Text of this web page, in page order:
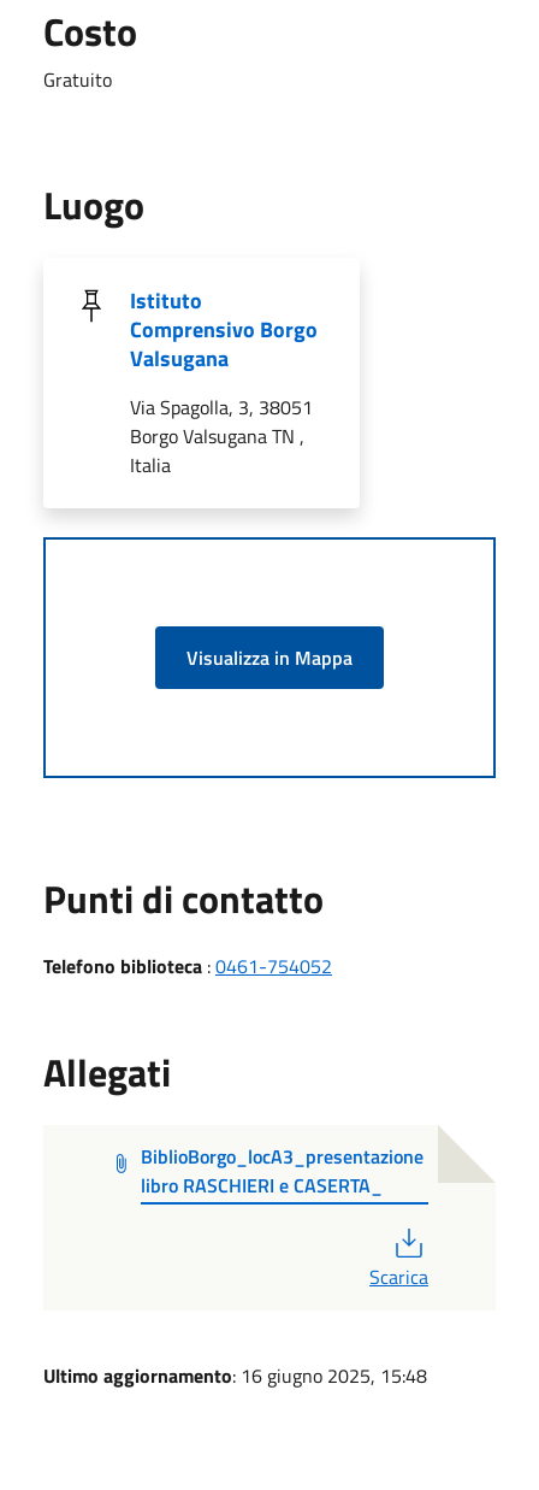
Costo
Gratuito
Luogo
Istituto
Comprensivo Borgo
Valsugana
Via Spagolla, 3, 38051
Borgo Valsugana TN ,
Italia
Visualizza in Mappa
Punti di contatto
Telefono biblioteca :0461-754052
Allegati
BiblioBorgo_locA3_presentazione
libro RASCHIERI e CASERTA_
Scarica
Ultimo aggiornamento: 16 giugno 2025, 15:48